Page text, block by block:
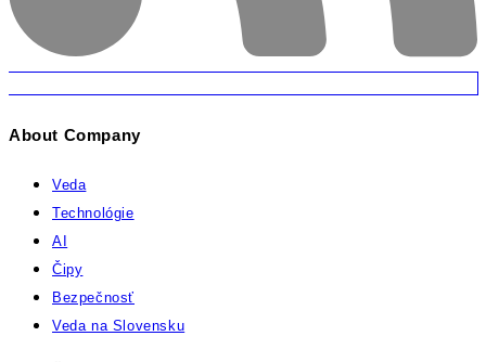
About Company
Veda
Technológie
AI
Čipy
Bezpečnosť
Veda na Slovensku